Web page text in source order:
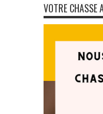
VOTRE CHASSE